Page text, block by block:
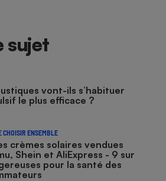
sujet
vont-ils s’habituer
le plus efficace ?
CHOISIR ENSEMBLE
crèmes solaires vendues
Shein et AliExpress - 9 sur
pour la santé des